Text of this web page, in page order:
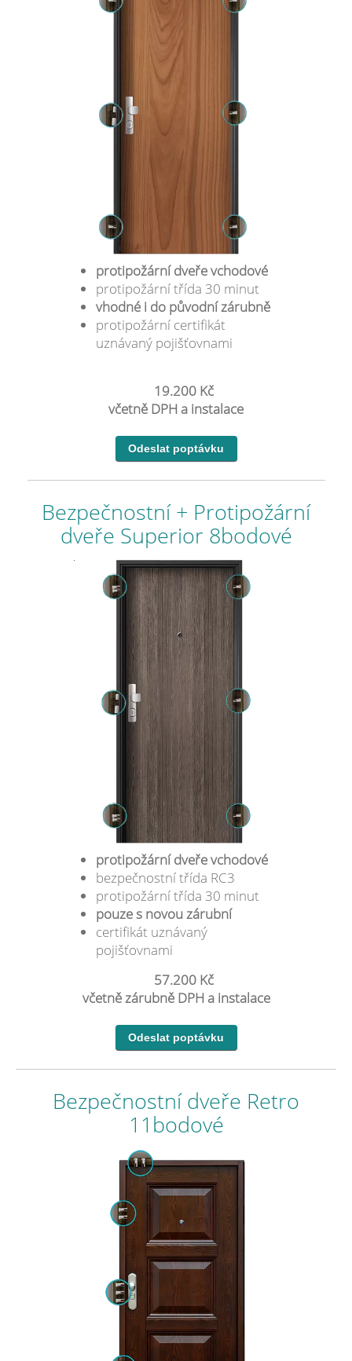
protipožární dveře vchodové
protipožární třída 30 minut
vhodné i do původní zárubně
protipožární certifikát
uznávaný pojišťovnami
19.200 Kč
včetně DPH a instalace
Bezpečnostní + Protipožární
dveře Superior 8bodové
protipožární dveře vchodové
bezpečnostní třída RC3
protipožární třída 30 minut
pouze s novou zárubní
certifikát uznávaný
pojišťovnami
57.200 Kč
včetně zárubně DPH a instalace
Bezpečnostní dveře Retro
11bodové